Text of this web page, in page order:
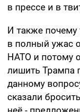
в прессе и в
И также
в полный ужас
НАТО и потому
лишить Трампа
данному
сказали